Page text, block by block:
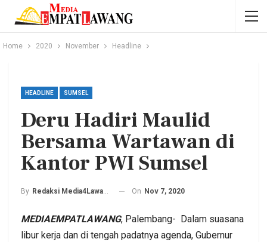
Home 2020 November Headline
HEADLINE SUMSEL
Deru Hadiri Maulid
Bersama Wartawan di
Kantor PWI Sumsel
By Redaksi Media4Lawang On Nov 7, 2020
MEDIAEMPATLAWANG, Palembang- Dalam suasana
libur kerja dan di tengah padatnya agenda, Gubernur